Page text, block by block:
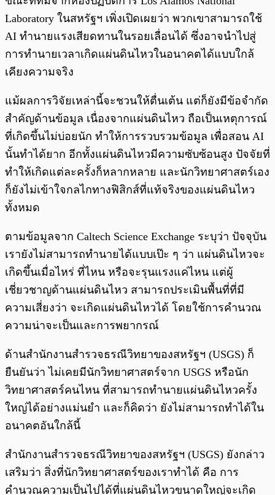
Laboratory ในสหรัฐฯ เพิ่งเปิดเผยว่า พวกเขาสามารถใช้
AI ทำนายแรงเสียดทานในรอยเลื่อนได้ ซึ่งอาจนำไปสู่
การทำนายเวลาเกิดแผ่นดินไหวในอนาคตได้แบบใกล้
เคียงความจริง
แม้ผลการวิจัยเหล่านี้จะชวนให้ตื่นเต้น แต่ก็ยังมีข้อจำกัด
สำคัญด้านข้อมูล เนื่องจากแผ่นดินไหว ถือเป็นเหตุการณ์
ที่เกิดขึ้นไม่บ่อยนัก ทำให้การรวบรวมข้อมูล เพื่อสอน AI
นั้นทำได้ยาก อีกทั้งแผ่นดินไหวมีความซับซ้อนสูง ปัจจัยที่
ทำให้เกิดแต่ละครั้งก็หลากหลาย และนักวิทยาศาสตร์เอง
ก็ยังไม่เข้าใจกลไกทางฟิสิกส์ที่แท้จริงของแผ่นดินไหว
ทั้งหมด
ตามข้อมูลจาก Caltech Science Exchange ระบุว่า ปัจจุบัน
เรายังไม่สามารถทำนายได้แบบเป๊ะ ๆ ว่า แผ่นดินไหวจะ
เกิดขึ้นเมื่อไหร่ ที่ไหน หรือจะรุนแรงแค่ไหน แต่ผู้
เชี่ยวชาญด้านแผ่นดินไหว สามารถประเมินพื้นที่ที่มี
ความเสี่ยงว่า จะเกิดแผ่นดินไหวได้ โดยใช้การคำนวณ
ความน่าจะเป็นและการพยากรณ์
ด้านสำนักงานสำรวจธรณีวิทยาของสหรัฐฯ (USGS) ก็
ยืนยันว่า ไม่เคยมีนักวิทยาศาสตร์จาก USGS หรือนัก
วิทยาศาสตร์คนไหน ที่สามารถทำนายแผ่นดินไหวครั้ง
ใหญ่ได้อย่างแม่นยำ และก็คิดว่า ยังไม่สามารถทำได้ใน
อนาคตอันใกล้นี้
สำนักงานสำรวจธรณีวิทยาของสหรัฐฯ (USGS) ยังกล่าว
เสริมว่า สิ่งที่นักวิทยาศาสตร์ของเราทำได้ คือ การ
คำนวณความเป็นไปได้ที่แผ่นดินไหวขนาดใหญ่จะเกิด